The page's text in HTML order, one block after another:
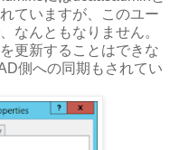
ていますが、このユー
なんともなりません。
更新することはできな
側への同期もされてい